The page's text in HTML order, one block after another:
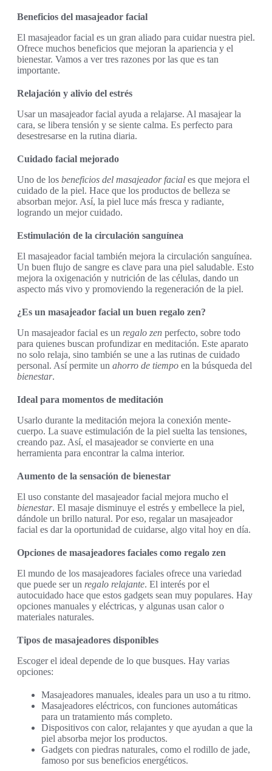
Beneficios del masajeador facial
El masajeador facial es un gran aliado para cuidar nuestra piel.
Ofrece muchos beneficios que mejoran la apariencia y el
bienestar. Vamos a ver tres razones por las que es tan
importante.
Relajación y alivio del estrés
Usar un masajeador facial ayuda a relajarse. Al masajear la
cara, se libera tensión y se siente calma. Es perfecto para
desestresarse en la rutina diaria.
Cuidado facial mejorado
Uno de los beneficios del masajeador facial es que mejora el
cuidado de la piel. Hace que los productos de belleza se
absorban mejor. Así, la piel luce más fresca y radiante,
logrando un mejor cuidado.
Estimulación de la circulación sanguínea
El masajeador facial también mejora la circulación sanguínea.
Un buen flujo de sangre es clave para una piel saludable. Esto
mejora la oxigenación y nutrición de las células, dando un
aspecto más vivo y promoviendo la regeneración de la piel.
¿Es un masajeador facial un buen regalo zen?
Un masajeador facial es un regalo zen perfecto, sobre todo
para quienes buscan profundizar en meditación. Este aparato
no solo relaja, sino también se une a las rutinas de cuidado
personal. Así permite un ahorro de tiempo en la búsqueda del
bienestar.
Ideal para momentos de meditación
Usarlo durante la meditación mejora la conexión mente-
cuerpo. La suave estimulación de la piel suelta las tensiones,
creando paz. Así, el masajeador se convierte en una
herramienta para encontrar la calma interior.
Aumento de la sensación de bienestar
El uso constante del masajeador facial mejora mucho el
bienestar. El masaje disminuye el estrés y embellece la piel,
dándole un brillo natural. Por eso, regalar un masajeador
facial es dar la oportunidad de cuidarse, algo vital hoy en día.
Opciones de masajeadores faciales como regalo zen
El mundo de los masajeadores faciales ofrece una variedad
que puede ser un regalo relajante. El interés por el
autocuidado hace que estos gadgets sean muy populares. Hay
opciones manuales y eléctricas, y algunas usan calor o
materiales naturales.
Tipos de masajeadores disponibles
Escoger el ideal depende de lo que busques. Hay varias
opciones:
Masajeadores manuales, ideales para un uso a tu ritmo.
Masajeadores eléctricos, con funciones automáticas
para un tratamiento más completo.
Dispositivos con calor, relajantes y que ayudan a que la
piel absorba mejor los productos.
Gadgets con piedras naturales, como el rodillo de jade,
famoso por sus beneficios energéticos.